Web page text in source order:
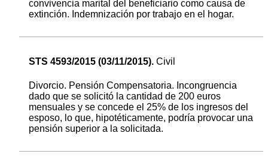
convivencia marital del beneficiario como causa de
extinción. Indemnización por trabajo en el hogar.
STS 4593/2015 (03/11/2015). Civil
Divorcio. Pensión Compensatoria. Incongruencia
dado que se solicitó la cantidad de 200 euros
mensuales y se concede el 25% de los ingresos del
esposo, lo que, hipotéticamente, podría provocar una
pensión superior a la solicitada.